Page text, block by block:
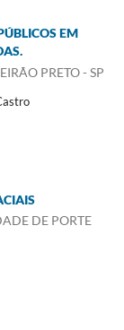
EM
PRETO - SP
DE PORTE